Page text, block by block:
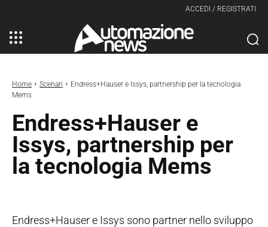
ACCEDI / REGISTRATI
Home Scenari
Endress+Hauser e Issys, partnership per la tecnologia
Mems
Endress+Hauser e
Issys, partnership per
la tecnologia Mems
Endress+Hauser e Issys sono partner nello sviluppo